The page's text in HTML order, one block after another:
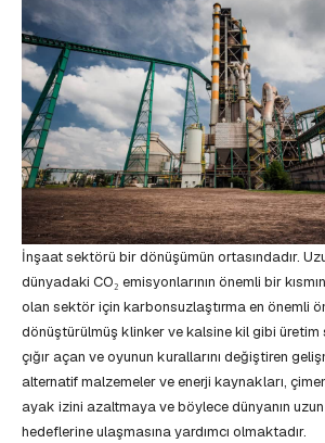
İnşaat sektörü bir dönüşümün ortasındadır.
dünyadaki CO₂ emisyonlarının önemli bir
olan sektör için karbonsuzlaştırma en önemli
dönüştürülmüş klinker ve kalsine kil gibi üretim
çığır açan ve oyunun kurallarını değiştiren
alternatif malzemeler ve enerji kaynakları,
ayak izini azaltmaya ve böylece dünyanın
hedeflerine ulaşmasına yardımcı olmaktadır.